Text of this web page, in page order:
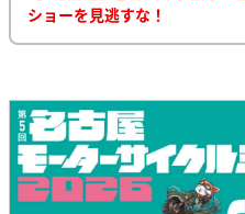
ショーを見逃すな！